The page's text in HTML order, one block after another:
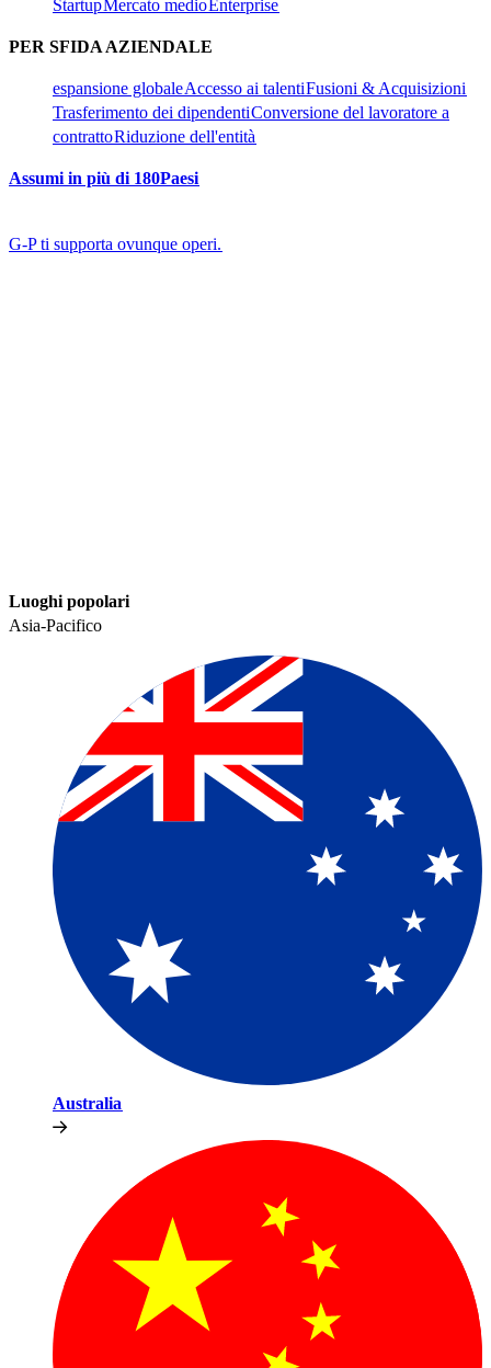
Startup​​Mercato medio​​ Enterprise​​
PER SFIDA AZIENDALE​​
espansione globale​​Accesso ai talenti​​Fusioni & Acquisizioni​​
Trasferimento dei dipendenti​​Conversione del lavoratore a
contratto​​Riduzione dell'entità​​
Assumi in più di 180Paesi​​
G-P ti supporta ovunque operi.​​
Luoghi popolari​​
Asia-Pacifico​​
Australia​​